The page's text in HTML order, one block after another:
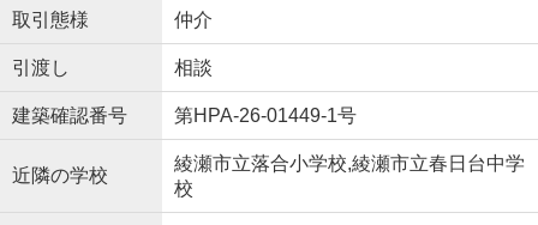
取引態様 仲介
引渡し 相談
建築確認番号 第HPA-26-01449-1号
近隣の学校
綾瀬市立落合小学校,綾瀬市立春日台中学
校